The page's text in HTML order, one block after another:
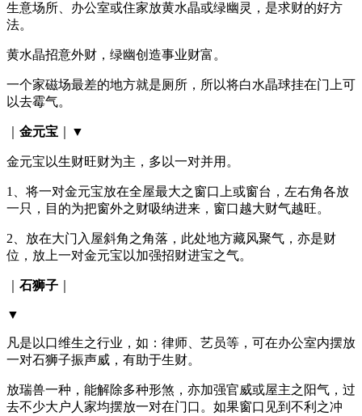
生意场所、办公室或住家放黄水晶或绿幽灵，是求财的好方
法。
黄水晶招意外财，绿幽创造事业财富。
一个家磁场最差的地方就是厕所，所以将白水晶球挂在门上可
以去霉气。
金元宝 ｜▼
金元宝以生财旺财为主，多以一对并用。
1、将一对金元宝放在全屋最大之窗口上或窗台，左右角各放
一只，目的为把窗外之财吸纳进来，窗口越大财气越旺。
2、放在大门入屋斜角之角落，此处地方藏风聚气，亦是财
位，放上一对金元宝以加强招财进宝之气。
石狮子
▼
凡是以口维生之行业，如：律师、艺员等，可在办公室内摆放
一对石狮子振声威，有助于生财。
放瑞兽一种，能解除多种形煞，亦加强官威或屋主之阳气，过
去不少大户人家均摆放一对在门口。如果窗口见到不利之冲